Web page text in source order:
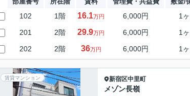
102 1階 16.1万円 6,000円 1
201 2階 29.9万円 6,000円 1
202 2階 36万円 6,000円 1
賃貸マンション 新宿区中里町
メゾン長嶺